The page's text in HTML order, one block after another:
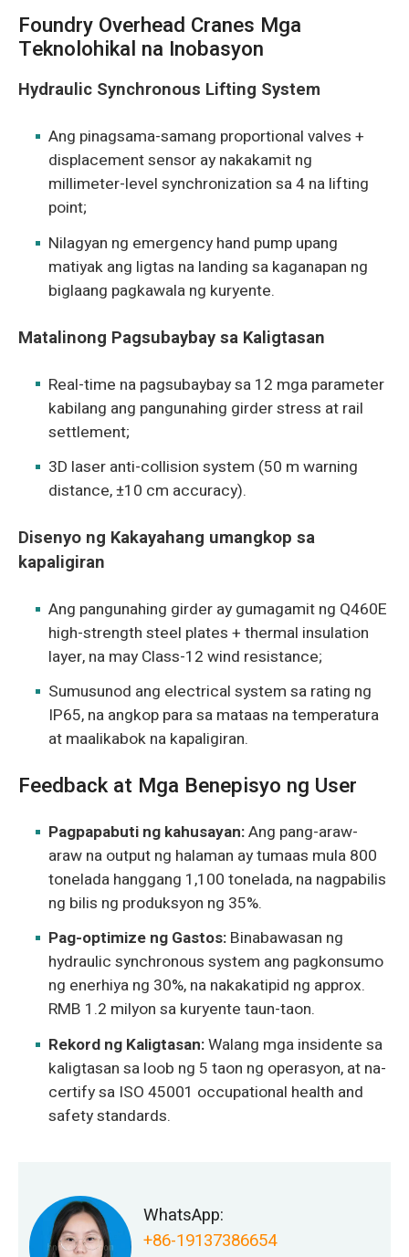
Foundry Overhead Cranes Mga
Teknolohikal na Inobasyon
Hydraulic Synchronous Lifting System
Ang pinagsama-samang proportional valves +
displacement sensor ay nakakamit ng
millimeter-level synchronization sa 4 na lifting
point;
Nilagyan ng emergency hand pump upang
matiyak ang ligtas na landing sa kaganapan ng
biglaang pagkawala ng kuryente.
Matalinong Pagsubaybay sa Kaligtasan
Real-time na pagsubaybay sa 12 mga parameter
kabilang ang pangunahing girder stress at rail
settlement;
3D laser anti-collision system (50 m warning
distance, ±10 cm accuracy).
Disenyo ng Kakayahang umangkop sa
kapaligiran
Ang pangunahing girder ay gumagamit ng Q460E
high-strength steel plates + thermal insulation
layer, na may Class-12 wind resistance;
Sumusunod ang electrical system sa rating ng
IP65, na angkop para sa mataas na temperatura
at maalikabok na kapaligiran.
Feedback at Mga Benepisyo ng User
Pagpapabuti ng kahusayan:Ang pang-araw-
araw na output ng halaman ay tumaas mula 800
tonelada hanggang 1,100 tonelada, na nagpabilis
ng bilis ng produksyon ng 35%.
Pag-optimize ng Gastos: Binabawasan ng
hydraulic synchronous system ang pagkonsumo
ng enerhiya ng 30%, na nakakatipid ng approx.
RMB 1.2 milyon sa kuryente taun-taon.
Rekord ng Kaligtasan:Walang mga insidente sa
kaligtasan sa loob ng 5 taon ng operasyon, at na-
certify sa ISO 45001 occupational health and
safety standards.
WhatsApp:
+86-19137386654